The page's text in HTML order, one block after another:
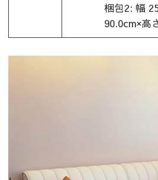
梱包2: 幅
90.0cm×高